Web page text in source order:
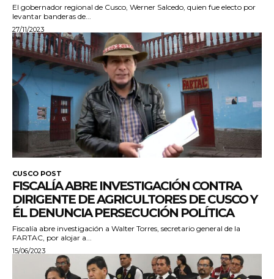
El gobernador regional de Cusco, Werner Salcedo, quien fue electo por
levantar banderas de...
27/11/2023
CUSCO POST
FISCALÍA ABRE INVESTIGACIÓN CONTRA
DIRIGENTE DE AGRICULTORES DE CUSCO Y
ÉL DENUNCIA PERSECUCIÓN POLÍTICA
Fiscalía abre investigación a Walter Torres, secretario general de la
FARTAC, por alojar a...
15/06/2023